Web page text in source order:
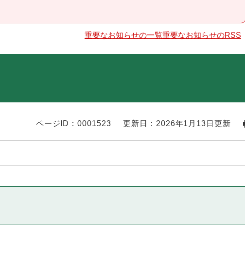
重要なお知らせの一覧重要なお知らせのRSS
ページID：0001523 更新日：2026年1月13日更新